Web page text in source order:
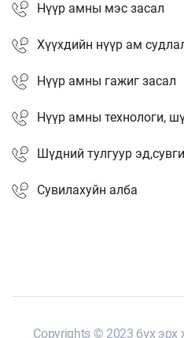
Нүүр амны мэс засал
Хүүхдийн нүүр ам
Нүүр амны гажиг засал
Нүүр амны технологи,
Шүдний тулгуур
Сувилахуйн алба
Copyrights © 2023 бүх эрх